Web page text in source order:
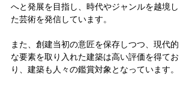
へと発展を目指し、時代やジャンルを越境し
た芸術を発信しています。
また、創建当初の意匠を保存しつつ、現代的
な要素を取り入れた建築は高い評価を得てお
り、建築も人々の鑑賞対象となっています。